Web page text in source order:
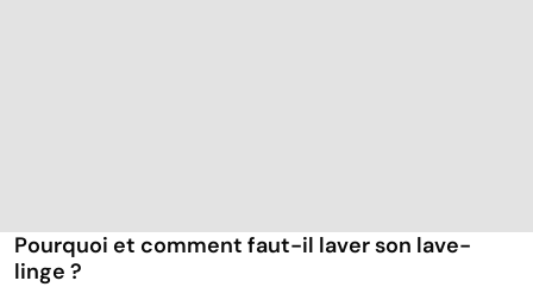
Pourquoi et comment faut-il laver son lave-
linge ?